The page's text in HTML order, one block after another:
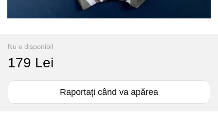
Nu e disponibil
179 Lei
Raportați când va apărea